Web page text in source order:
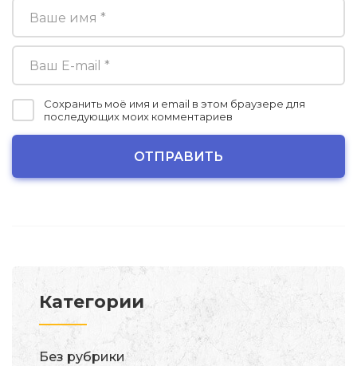
Сохранить моё имя и email в этом браузере для
последующих моих комментариев
Категории
Без рубрики